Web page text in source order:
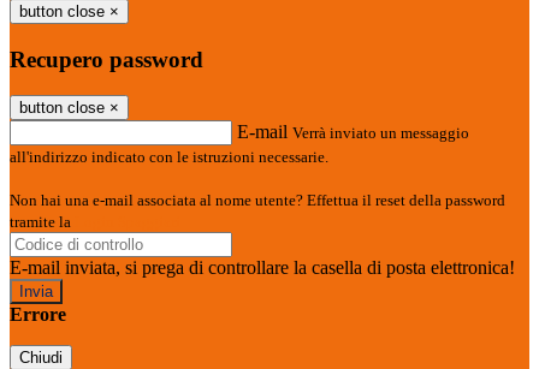
button close ×
Recupero password
button close ×
E-mail Verrà inviato un messaggio
all'indirizzo indicato con le istruzioni necessarie.
Non hai una e-mail associata al nome utente? Effettua il reset della password
tramite la
E-mail inviata, si prega di controllare la casella di posta elettronica!
Errore
Chiudi